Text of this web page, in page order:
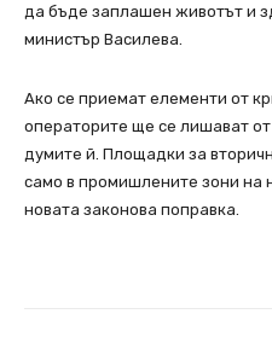
да бъде заплашен животът и
министър Василева.
Ако се приемат елементи от
операторите ще се лишават
думите й. Площадки за
само в промишлените зони на
новата законова поправка.